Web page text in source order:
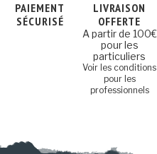
PAIEMENT
SÉCURISÉ
LIVRAISON
OFFERTE
A partir de 100€
pour les
particuliers
Voir les conditions
pour les
professionnels